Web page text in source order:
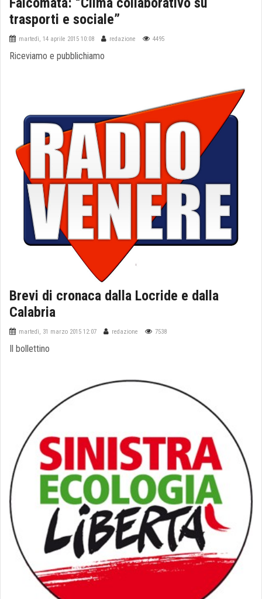
trasporti e sociale”
martedì, 14 aprile 2015 10:08 redazione 4495
Riceviamo e pubblichiamo
Brevi di cronaca dalla Locride e dalla
Calabria
martedì, 31 marzo 2015 12:07 redazione 7538
Il bollettino